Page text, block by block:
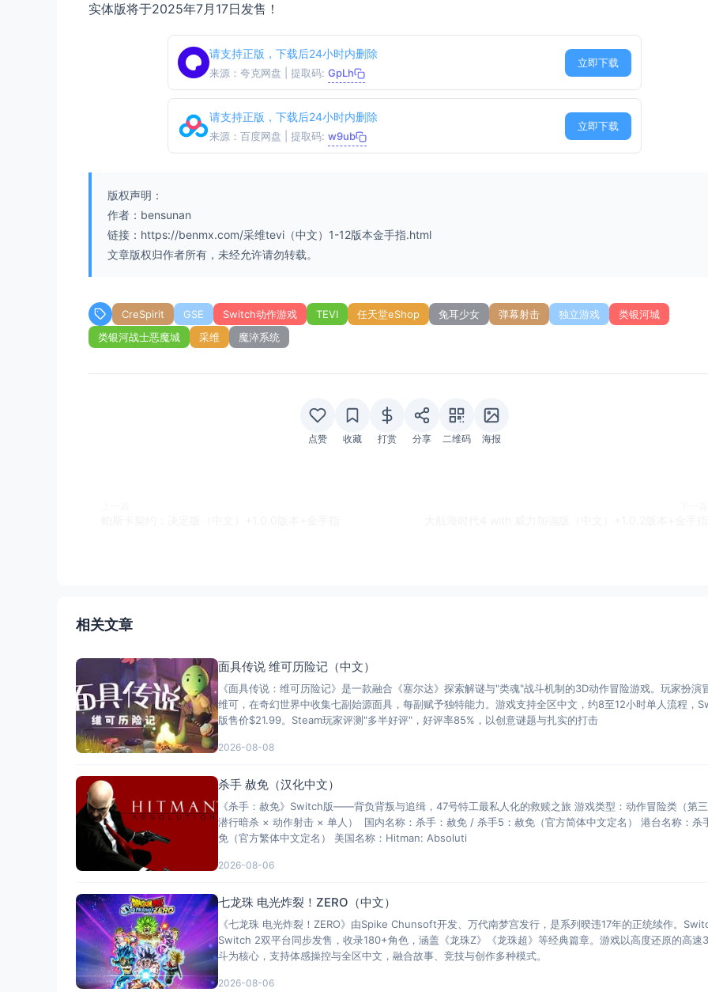
实体版将于2025年7月17日发售！
请支持正版，下载后24小时内删除
来源：夸克网盘 | 提取码: GpLh
立即下载
请支持正版，下载后24小时内删除
来源：百度网盘 | 提取码: w9ub
立即下载
版权声明：
作者：bensunan
链接：https://benmx.com/采维tevi（中文）1-12版本金手指.html
文章版权归作者所有，未经允许请勿转载。
CreSpirit GSE Switch动作游戏 TEVI 任天堂eShop 兔耳少女 弹幕射击 独立游戏
类银河城
类银河战士恶魔城
采维 魔淬系统
点赞 收藏 打赏 分享 二维码 海报
相关文章
面具传说 维可历险记（中文）
《面具传说：维可历险记》是一款融合《塞尔达》探索解谜与"类魂"战斗机制的3D动作冒险游戏。玩家扮演
维可，在奇幻世界中收集七副始源面具，每副赋予独特能力。游戏支持全区中文，约8至12小时单人流程，
版售价$21.99。Steam玩家评测"多半好评"，好评率85%，以创意谜题与扎实的打击
2026-08-08
杀手 赦免（汉化中文）
《杀手：赦免》Switch版——背负背叛与追缉，47号特工最私人化的救赎之旅 游戏类型：动作冒险类（第
潜行暗杀 × 动作射击 × 单人） 国内名称：杀手：赦免 / 杀手5：赦免（官方简体中文定名） 港台名称：杀
免（官方繁体中文定名） 美国名称：Hitman: Absoluti
2026-08-06
七龙珠 电光炸裂！ZERO（中文）
《七龙珠 电光炸裂！ZERO》由Spike Chunsoft开发、万代南梦宫发行，是系列暌违17年的正统续作。
Switch 2双平台同步发售，收录180+角色，涵盖《龙珠Z》《龙珠超》等经典篇章。游戏以高度还原的高速
斗为核心，支持体感操控与全区中文，融合故事、竞技与创作多种模式。
2026-08-06